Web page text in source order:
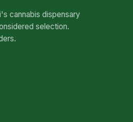
cannabis dispensary
selection.